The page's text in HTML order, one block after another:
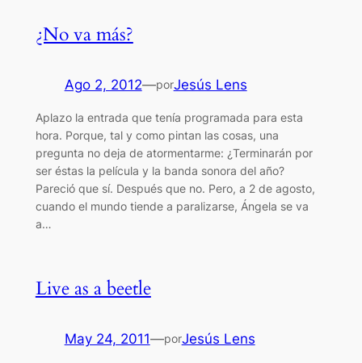
¿No va más?
Ago 2, 2012—porJesús Lens
Aplazo la entrada que tenía programada para esta
hora. Porque, tal y como pintan las cosas, una
pregunta no deja de atormentarme: ¿Terminarán por
ser éstas la película y la banda sonora del año?
Pareció que sí. Después que no. Pero, a 2 de agosto,
cuando el mundo tiende a paralizarse, Ángela se va
a…
Live as a beetle
May 24, 2011—porJesús Lens